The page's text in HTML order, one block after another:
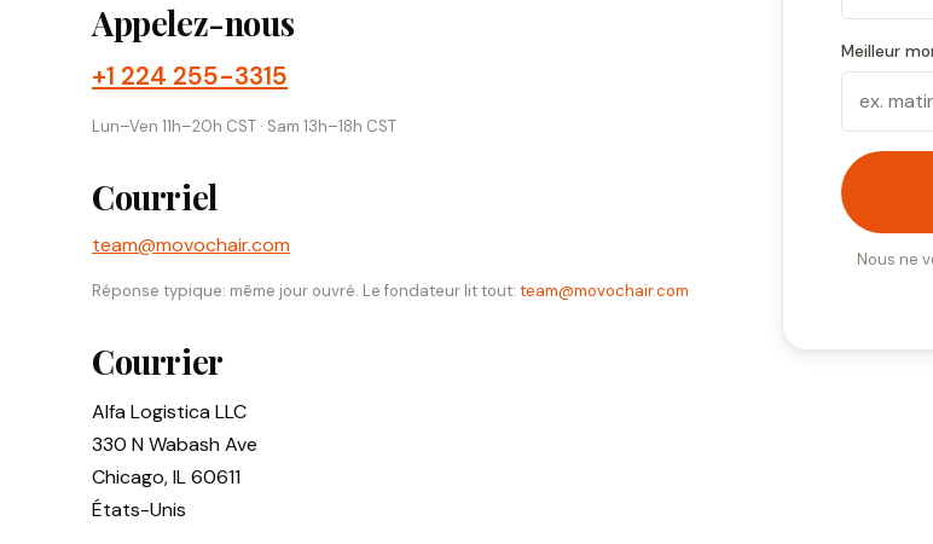
Appelez-nous
+1 224 255-3315
Lun–Ven 11h–20h CST · Sam 13h–18h CST
Courriel
team@movochair.com
Réponse typique: même jour ouvré. Le fondateur lit tout: team@movochair.com
Courrier
Alfa Logistica LLC
330 N Wabash Ave
Chicago, IL 60611
États-Unis
Meilleur
Nous ne